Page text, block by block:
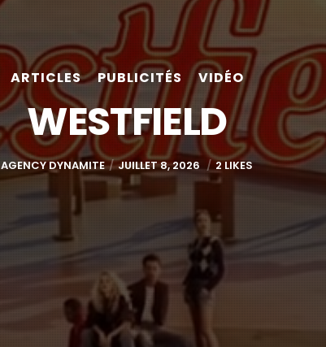
ARTICLES PUBLICITÉS VIDÉO
WESTFIELD
AGENCY DYNAMITE JUILLET 8, 2026 2 LIKES